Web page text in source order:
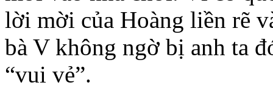
lời mời của Hoàng liền rẽ
bà V không ngờ bị anh ta
“vui vẻ”.